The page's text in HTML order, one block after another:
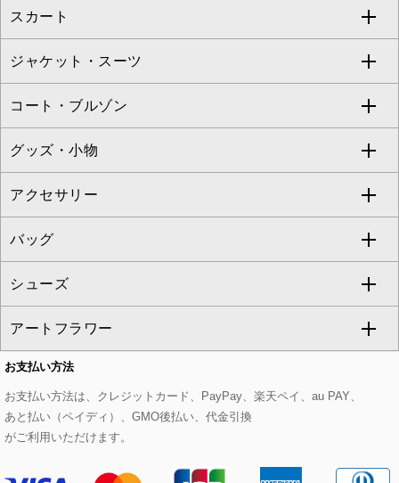
eur3
Maison de CINQ
ブラウス・シャツ
ニット・セーター
カーディガン
アンサンブルセット
ベスト・ジレ
パーカー
タンクトップ・キャミソール
スウェット・ジャージー
その他のトップス
ワンピース
ドレス
チュニック
ジャンパースカート
その他のワンピース・ドレス
すべてのパンツ
フルレングスパンツ
クロップド・半端丈パンツ
ガウチョ・ワイドパンツ
ハーフ・ショート丈パンツ
サロペット・オールインワン
その他のパンツ
スカート
すべてのスカート
ロング・マキシ丈スカート
ひざ丈スカート
ミモレ丈スカート
ショート・ミニ丈スカート
その他のスカート
ジャケット・スーツ
すべてのジャケット・スーツ
テーラードジャケット
ノーカラージャケット
セットアップ
セットアップジャケット
セットアップパンツ
セットアップスカート
セットアップワンピース
コート・ブルゾン
すべてのコート・ブルゾン
トレンチコート
ピーコート
ダッフルコート
チェスターコート
モッズコート
ステンカラーコート
グッズ・小物
すべてのグッズ・小物
マスク
ストール・マフラー・スヌード
ベルト・サスペンダー
帽子
ヘアアクセサリー
アクセサリー
すべてのアクセサリー
ネックレス
ピアス・イヤリング
ブレスレット・バングル
ブローチ・コサージュ
バッグ
すべてのバッグ
トートバッグ
ショルダーバッグ
ボストンバッグ
シューズ
すべてのシューズ
パンプス
スニーカー
アートフラワー
すべてのアートフラワー
ローズ
お支払い方法
お支払い方法は、クレジットカード、PayPay、楽天ペイ、au PAY、
あと払い（ペイディ）、GMO後払い、代金引換
がご利用いただけます。